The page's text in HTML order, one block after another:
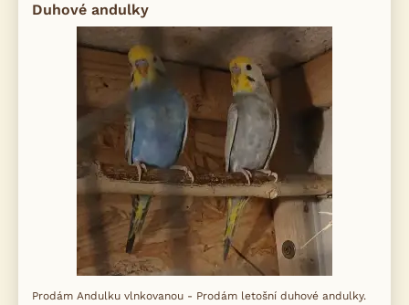
Duhové andulky
Prodám Andulku vlnkovanou - Prodám letošní duhové andulky.